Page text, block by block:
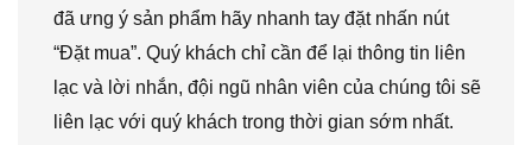
đã ưng ý sản phẩm hãy nhanh tay đặt nhấn nút
“Đặt mua”. Quý khách chỉ cần để lại thông tin liên
lạc và lời nhắn, đội ngũ nhân viên của chúng tôi sẽ
liên lạc với quý khách trong thời gian sớm nhất.